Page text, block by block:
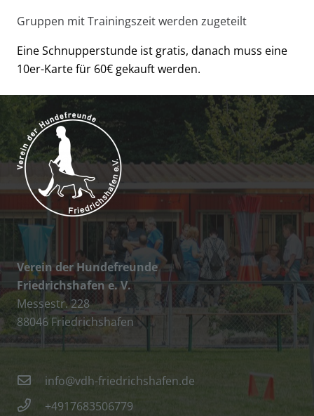
Gruppen mit Trainingszeit werden zugeteilt
Eine Schnupperstunde ist gratis, danach muss eine
10er-Karte für 60€ gekauft werden.
Verein der Hundefreunde
Friedrichshafen e. V.
Messestr. 228
88046 Friedrichshafen
info@vdh-friedrichshafen.de
+4917683506779